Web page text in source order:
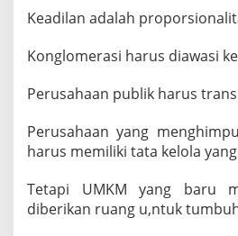
Keadilan adalah
Konglomerasi harus diawasi
Perusahaan publik harus
Perusahaan yang
harus memiliki tata kelola
Tetapi UMKM yang baru
diberikan ruang u,ntuk